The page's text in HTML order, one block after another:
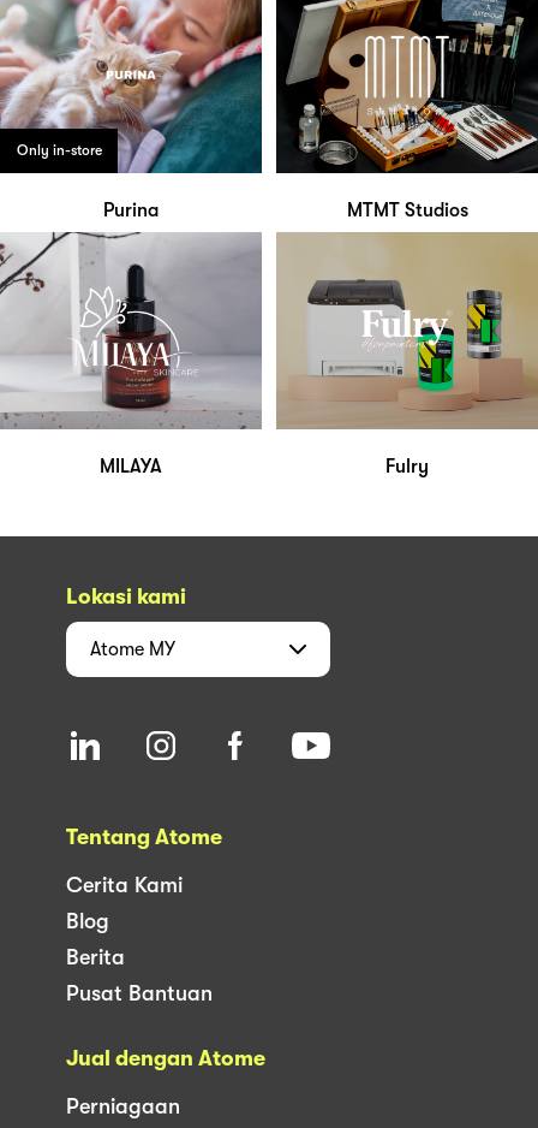
Only in-store
Purina MTMT Studios
MILAYA Fulry
Lokasi kami
Atome MY
Tentang Atome
Cerita Kami
Blog
Berita
Pusat Bantuan
Jual dengan Atome
Perniagaan